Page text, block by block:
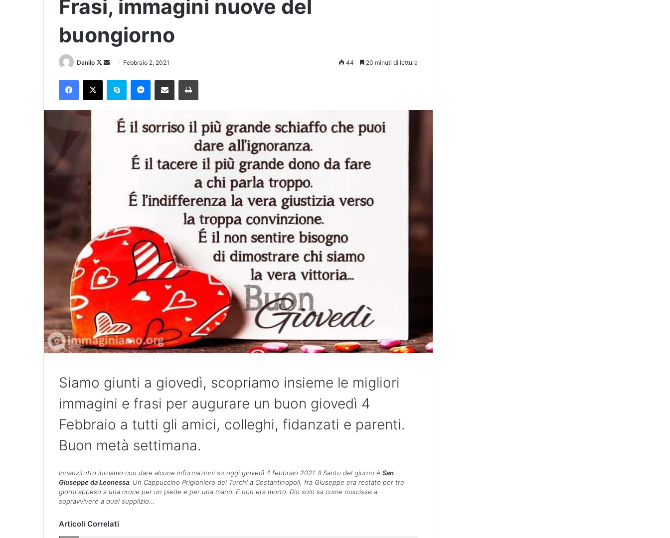
Frasi, immagini nuove del
buongiorno
Danilo Febbraio 2, 2021 44 20 minuti di lettura
Siamo giunti a giovedì, scopriamo insieme le migliori
immagini e frasi per augurare un buon giovedì 4
Febbraio a tutti gli amici, colleghi, fidanzati e parenti.
Buon metà settimana.
Innanzitutto iniziamo con dare alcune informazioni su oggi giovedì 4 febbraio 2021. Il Santo del giorno è San
Giuseppe da Leonessa. Un Cappuccino Prigioniero dei Turchi a Costantinopoli, fra Giuseppe era restato per tre
giorni appeso a una croce per un piede e per una mano. E non era morto. Dio solo sa come riuscisse a
sopravvivere a quel supplizio…
Articoli Correlati